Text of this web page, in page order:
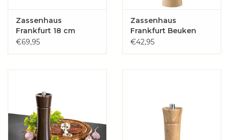
Zassenhaus
Frankfurt 18 cm
Olijfhout
€69,95
Zassenhaus
Frankfurt Beuken
Naturel
€42,95